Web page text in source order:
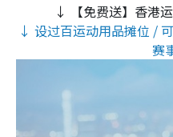
↓ 【免费送】香港
↓ 设过百运动用品摊位 /
赛